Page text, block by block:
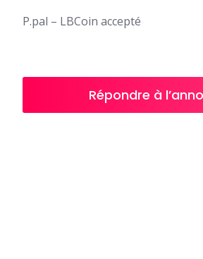
P.pal – LBCoin accepté
Répondre à